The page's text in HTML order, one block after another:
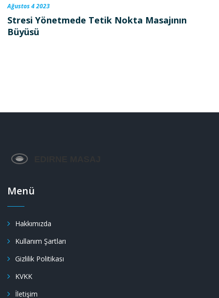
Ağustos 4 2023
Stresi Yönetmede Tetik Nokta Masajının
Büyüsü
Menü
Hakkımızda
Kullanım Şartları
Gizlilik Politikası
KVKK
İletişim